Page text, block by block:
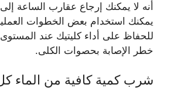
أنه لا يمكنك إرجاع عقارب الساعة إلى
يمكنك استخدام بعض الخطوات العملية
للحفاظ على أداء كليتيك عند المستوى
خطر الإصابة بحصوات الكلى.
شرب كمية كافية من الماء